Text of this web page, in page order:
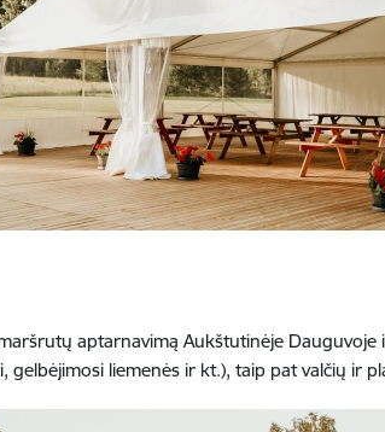
aptarnavimą Aukštutinėje
gelbėjimosi liemenės ir kt.), taip pat valčių ir